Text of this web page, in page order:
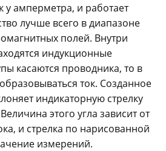
у амперметра, и работает
лучше всего в диапазоне
полей. Внутри
индукционные
касаются проводника, то в
ток. Созданное
индикаторную стрелку
этого угла зависит от
и стрелка по нарисованной
измерений.